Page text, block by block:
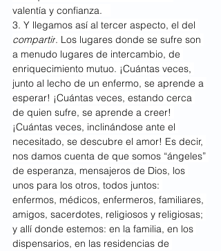
valentía y confianza.
3. Y llegamos así al tercer aspecto, el del
compartir. Los lugares donde se sufre son
a menudo lugares de intercambio, de
enriquecimiento mutuo. ¡Cuántas veces,
junto al lecho de un enfermo, se aprende a
esperar! ¡Cuántas veces, estando cerca
de quien sufre, se aprende a creer!
¡Cuántas veces, inclinándose ante el
necesitado, se descubre el amor! Es decir,
nos damos cuenta de que somos “ángeles”
de esperanza, mensajeros de Dios, los
unos para los otros, todos juntos:
enfermos, médicos, enfermeros, familiares,
amigos, sacerdotes, religiosos y religiosas;
y allí donde estemos: en la familia, en los
dispensarios, en las residencias de